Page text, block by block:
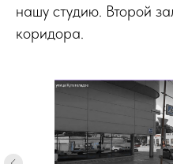
нашу студию. Второй
коридора.